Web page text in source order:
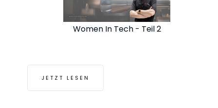
Women In Tech - Teil 2
JETZT LESEN